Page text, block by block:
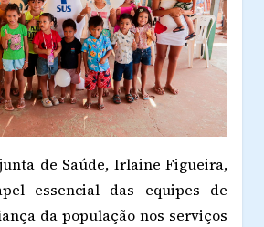
de Saúde, Irlaine Figueira,
essencial das equipes de
da população nos serviços